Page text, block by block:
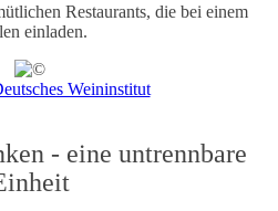
Restaurants, die bei einem
einladen.
Weininstitut
- eine untrennbare